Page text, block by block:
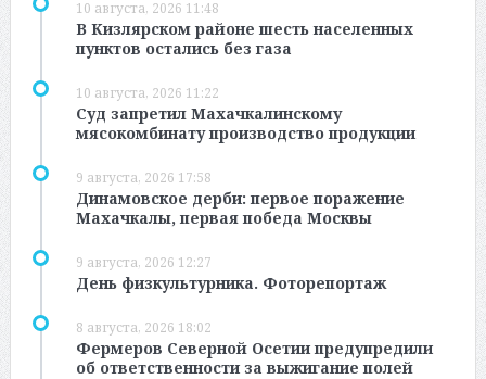
10 августа, 2026 11:48
В Кизлярском районе шесть населенных
пунктов остались без газа
10 августа, 2026 11:22
Суд запретил Махачкалинскому
мясокомбинату производство продукции
9 августа, 2026 17:58
Динамовское дерби: первое поражение
Махачкалы, первая победа Москвы
9 августа, 2026 12:27
День физкультурника. Фоторепортаж
8 августа, 2026 18:02
Фермеров Северной Осетии предупредили
об ответственности за выжигание полей